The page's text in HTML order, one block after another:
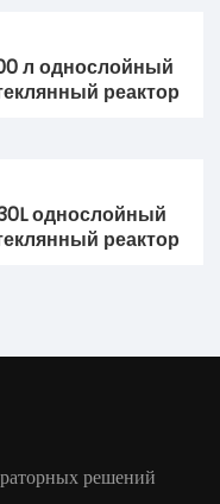
л однослойный
реактор
однослойный
реактор
решений